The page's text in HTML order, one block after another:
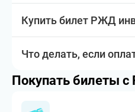
Купить билет РЖД
Что делать, если
Покупать билеты с